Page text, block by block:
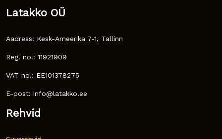
Latakko OÜ
Aadress: Kesk-Ameerika 7-1, Tallinn
Reg. no.: 11921909
VAT no.: EE101378275
E-post: info@latakko.ee
Rehvid